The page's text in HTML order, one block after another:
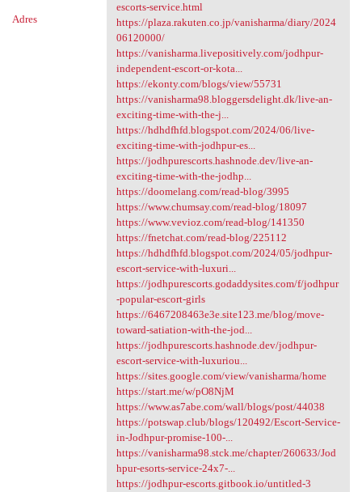
Adres
escorts-service.html
https://plaza.rakuten.co.jp/vanisharma/diary/2024
06120000/
https://vanisharma.livepositively.com/jodhpur-
independent-escort-or-kota...
https://ekonty.com/blogs/view/55731
https://vanisharma98.bloggersdelight.dk/live-an-
exciting-time-with-the-j...
https://hdhdfhfd.blogspot.com/2024/06/live-
exciting-time-with-jodhpur-es...
https://jodhpurescorts.hashnode.dev/live-an-
exciting-time-with-the-jodhp...
https://doomelang.com/read-blog/3995
https://www.chumsay.com/read-blog/18097
https://www.vevioz.com/read-blog/141350
https://fnetchat.com/read-blog/225112
https://hdhdfhfd.blogspot.com/2024/05/jodhpur-
escort-service-with-luxuri...
https://jodhpurescorts.godaddysites.com/f/jodhpur
-popular-escort-girls
https://6467208463e3e.site123.me/blog/move-
toward-satiation-with-the-jod...
https://jodhpurescorts.hashnode.dev/jodhpur-
escort-service-with-luxuriou...
https://sites.google.com/view/vanisharma/home
https://start.me/w/pO8NjM
https://www.as7abe.com/wall/blogs/post/44038
https://potswap.club/blogs/120492/Escort-Service-
in-Jodhpur-promise-100-...
https://vanisharma98.stck.me/chapter/260633/Jod
hpur-esorts-service-24x7-...
https://jodhpur-escorts.gitbook.io/untitled-3